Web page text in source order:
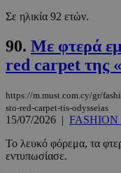
Σε ηλικία 92 ετών.
90. Με φτερά
red carpet της
https://m.must.com.cy/gr/
sto-red-carpet-tis-odysseias
15/07/2026 | FASHION
Το λευκό φόρεμα, τα
εντυπωσίασε.